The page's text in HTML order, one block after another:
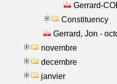
Gerrard-
Constituency
Gerrard, Jon -
novembre
decembre
janvier